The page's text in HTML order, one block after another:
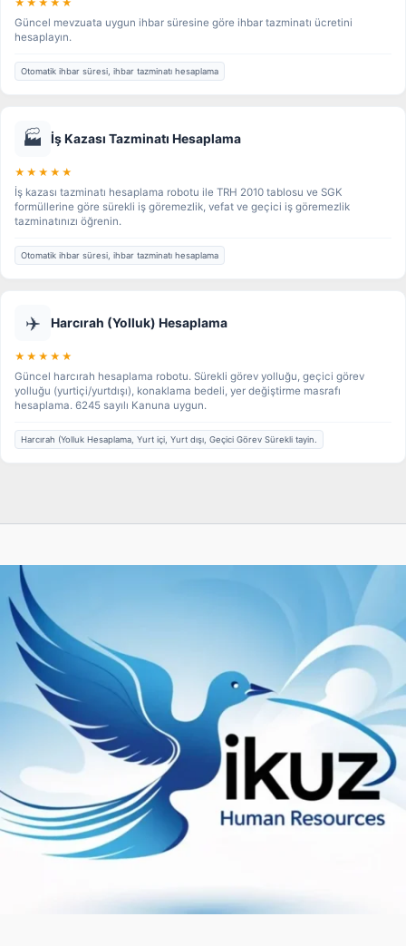
★★★★★
Güncel mevzuata uygun ihbar süresine göre ihbar tazminatı ücretini
hesaplayın.
Otomatik ihbar süresi, ihbar tazminatı hesaplama
🏭 İş Kazası Tazminatı Hesaplama
★★★★★
İş kazası tazminatı hesaplama robotu ile TRH 2010 tablosu ve SGK
formüllerine göre sürekli iş göremezlik, vefat ve geçici iş göremezlik
tazminatınızı öğrenin.
Otomatik ihbar süresi, ihbar tazminatı hesaplama
✈️ Harcırah (Yolluk) Hesaplama
★★★★★
Güncel harcırah hesaplama robotu. Sürekli görev yolluğu, geçici görev
yolluğu (yurtiçi/yurtdışı), konaklama bedeli, yer değiştirme masrafı
hesaplama. 6245 sayılı Kanuna uygun.
Harcırah (Yolluk Hesaplama, Yurt içi, Yurt dışı, Geçici Görev Sürekli tayin.